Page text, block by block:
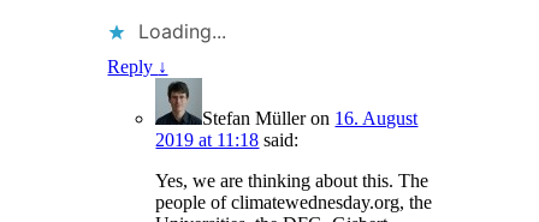
Loading...
Reply ↓
Stefan Mülleron 16. August
2019 at 11:18 said:
Yes, we are thinking about this. The
people of climatewednesday.org, the